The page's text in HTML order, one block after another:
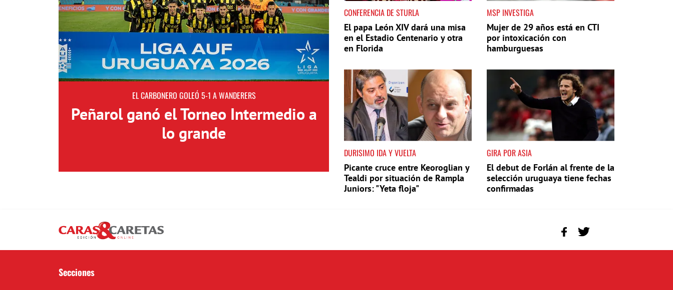
EL CARBONERO GOLEÓ 5-1 A WANDERERS
Peñarol ganó el Torneo Intermedio a
lo grande
CONFERENCIA DE STURLA
El papa León XIV dará una misa
en el Estadio Centenario y otra
en Florida
MSP INVESTIGA
Mujer de 29 años está en CTI
por intoxicación con
hamburguesas
DURISIMO IDA Y VUELTA
Picante cruce entre Keoroglian y
Tealdi por situación de Rampla
Juniors: "Yeta floja"
GIRA POR ASIA
El debut de Forlán al frente de la
selección uruguaya tiene fechas
confirmadas
Secciones